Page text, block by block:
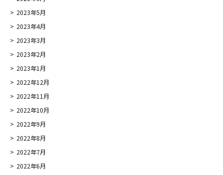
2023年5月
2023年4月
2023年3月
2023年2月
2023年1月
2022年12月
2022年11月
2022年10月
2022年9月
2022年8月
2022年7月
2022年6月